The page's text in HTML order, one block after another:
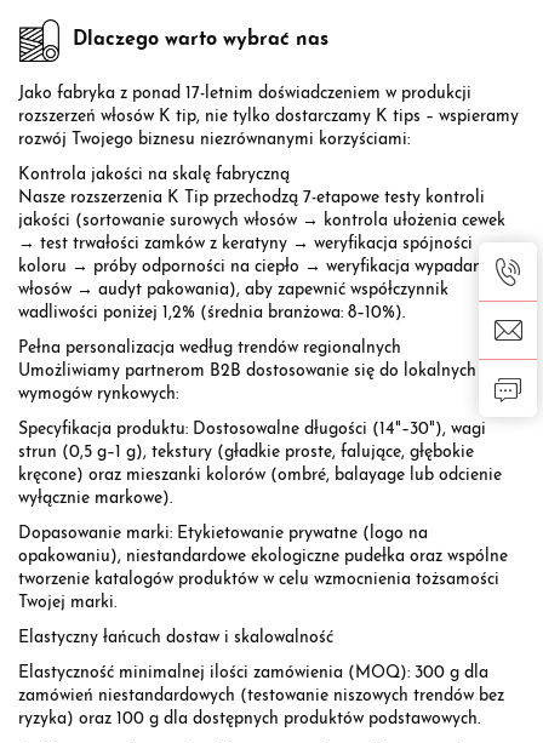
Dlaczego warto wybrać nas
Jako fabryka z ponad 17-letnim doświadczeniem w produkcji
rozszerzeń włosów K tip, nie tylko dostarczamy K tips – wspieramy
rozwój Twojego biznesu niezrównanymi korzyściami:
Kontrola jakości na skalę fabryczną
Nasze rozszerzenia K Tip przechodzą 7-etapowe testy kontroli
jakości (sortowanie surowych włosów → kontrola ułożenia cewek
→ test trwałości zamków z keratyny → weryfikacja spójności
koloru → próby odporności na ciepło → weryfikacja wypadania
włosów → audyt pakowania), aby zapewnić współczynnik
wadliwości poniżej 1,2% (średnia branżowa: 8–10%).
Pełna personalizacja według trendów regionalnych
Umożliwiamy partnerom B2B dostosowanie się do lokalnych
wymogów rynkowych:
Specyfikacja produktu: Dostosowalne długości (14"–30"), wagi
strun (0,5 g–1 g), tekstury (gładkie proste, falujące, głębokie
kręcone) oraz mieszanki kolorów (ombré, balayage lub odcienie
wyłącznie markowe).
Dopasowanie marki: Etykietowanie prywatne (logo na
opakowaniu), niestandardowe ekologiczne pudełka oraz wspólne
tworzenie katalogów produktów w celu wzmocnienia tożsamości
Twojej marki.
Elastyczny łańcuch dostaw i skalowalność
Elastyczność minimalnej ilości zamówienia (MOQ): 300 g dla
zamówień niestandardowych (testowanie niszowych trendów bez
ryzyka) oraz 100 g dla dostępnych produktów podstawowych.